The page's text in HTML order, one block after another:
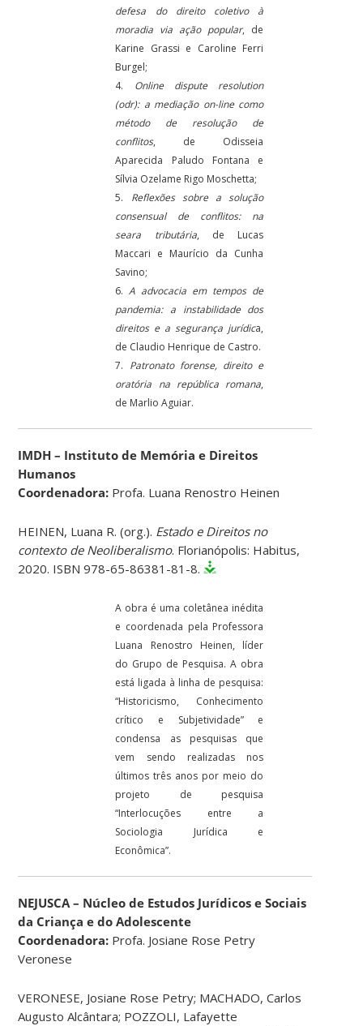
defesa do direito coletivo à
moradia via ação popular, de
Karine Grassi e Caroline Ferri
Burgel;
4. Online dispute resolution
(odr): a mediação on-line como
método de resolução de
conflitos, de Odisseia
Aparecida Paludo Fontana e
Sílvia Ozelame Rigo Moschetta;
5. Reflexões sobre a solução
consensual de conflitos: na
seara tributária, de Lucas
Maccari e Maurício da Cunha
Savino;
6.A advocacia em tempos de
pandemia: a instabilidade dos
direitos e a segurança jurídica,
de Claudio Henrique de Castro.
7. Patronato forense, direito e
oratória na república romana,
de Marlio Aguiar.
IMDH – Instituto de Memória e Direitos
Humanos
Coordenadora: Profa. Luana Renostro Heinen
HEINEN, Luana R. (org.). Estado e Direitos no
contexto de Neoliberalismo. Florianópolis: Habitus,
2020. ISBN 978-65-86381-81-8.
A obra é uma coletânea inédita
e coordenada pela Professora
Luana Renostro Heinen, líder
do Grupo de Pesquisa. A obra
está ligada à linha de pesquisa:
“Historicismo, Conhecimento
crítico e Subjetividade” e
condensa as pesquisas que
vem sendo realizadas nos
últimos três anos por meio do
projeto de pesquisa
“Interlocuções entre a
Sociologia Jurídica e
Econômica”.
NEJUSCA – Núcleo de Estudos Jurídicos e Sociais
da Criança e do Adolescente
Coordenadora: Profa. Josiane Rose Petry
Veronese
VERONESE, Josiane Rose Petry; MACHADO, Carlos
Augusto Alcântara; POZZOLI, Lafayette